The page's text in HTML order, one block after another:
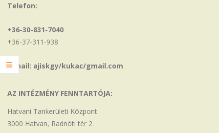
Telefon:
+36-30-831-7040
+36-37-311-938
E-mail: ajiskgy/kukac/gmail.com
AZ INTÉZMÉNY FENNTARTÓJA:
Hatvani Tankerületi Központ
3000 Hatvan, Radnóti tér 2.